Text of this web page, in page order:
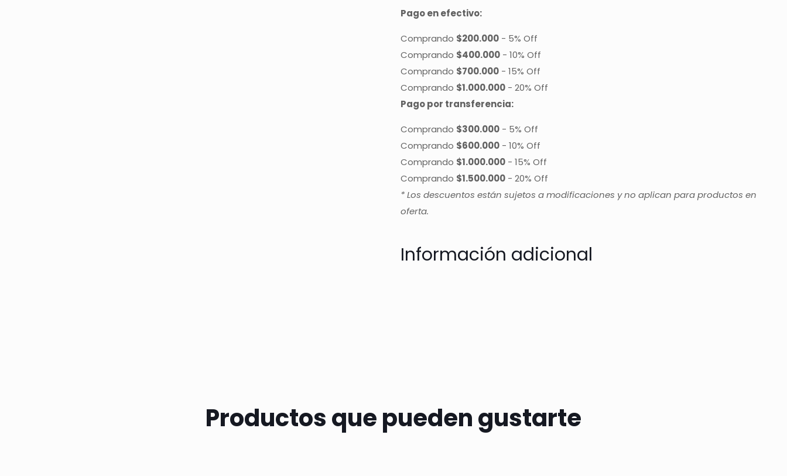
AGARRAR
Pago en efectivo:
Comprando $200.000 - 5% Off
Comprando $400.000 - 10% Off
Comprando $700.000 - 15% Off
Comprando $1.000.000 - 20% Off
Pago por transferencia:
Comprando $300.000 - 5% Off
Comprando $600.000 - 10% Off
Comprando $1.000.000 - 15% Off
Comprando $1.500.000 - 20% Off
* Los descuentos están sujetos a modificaciones y no aplican para productos en
oferta.
Información adicional
Productos que pueden gustarte